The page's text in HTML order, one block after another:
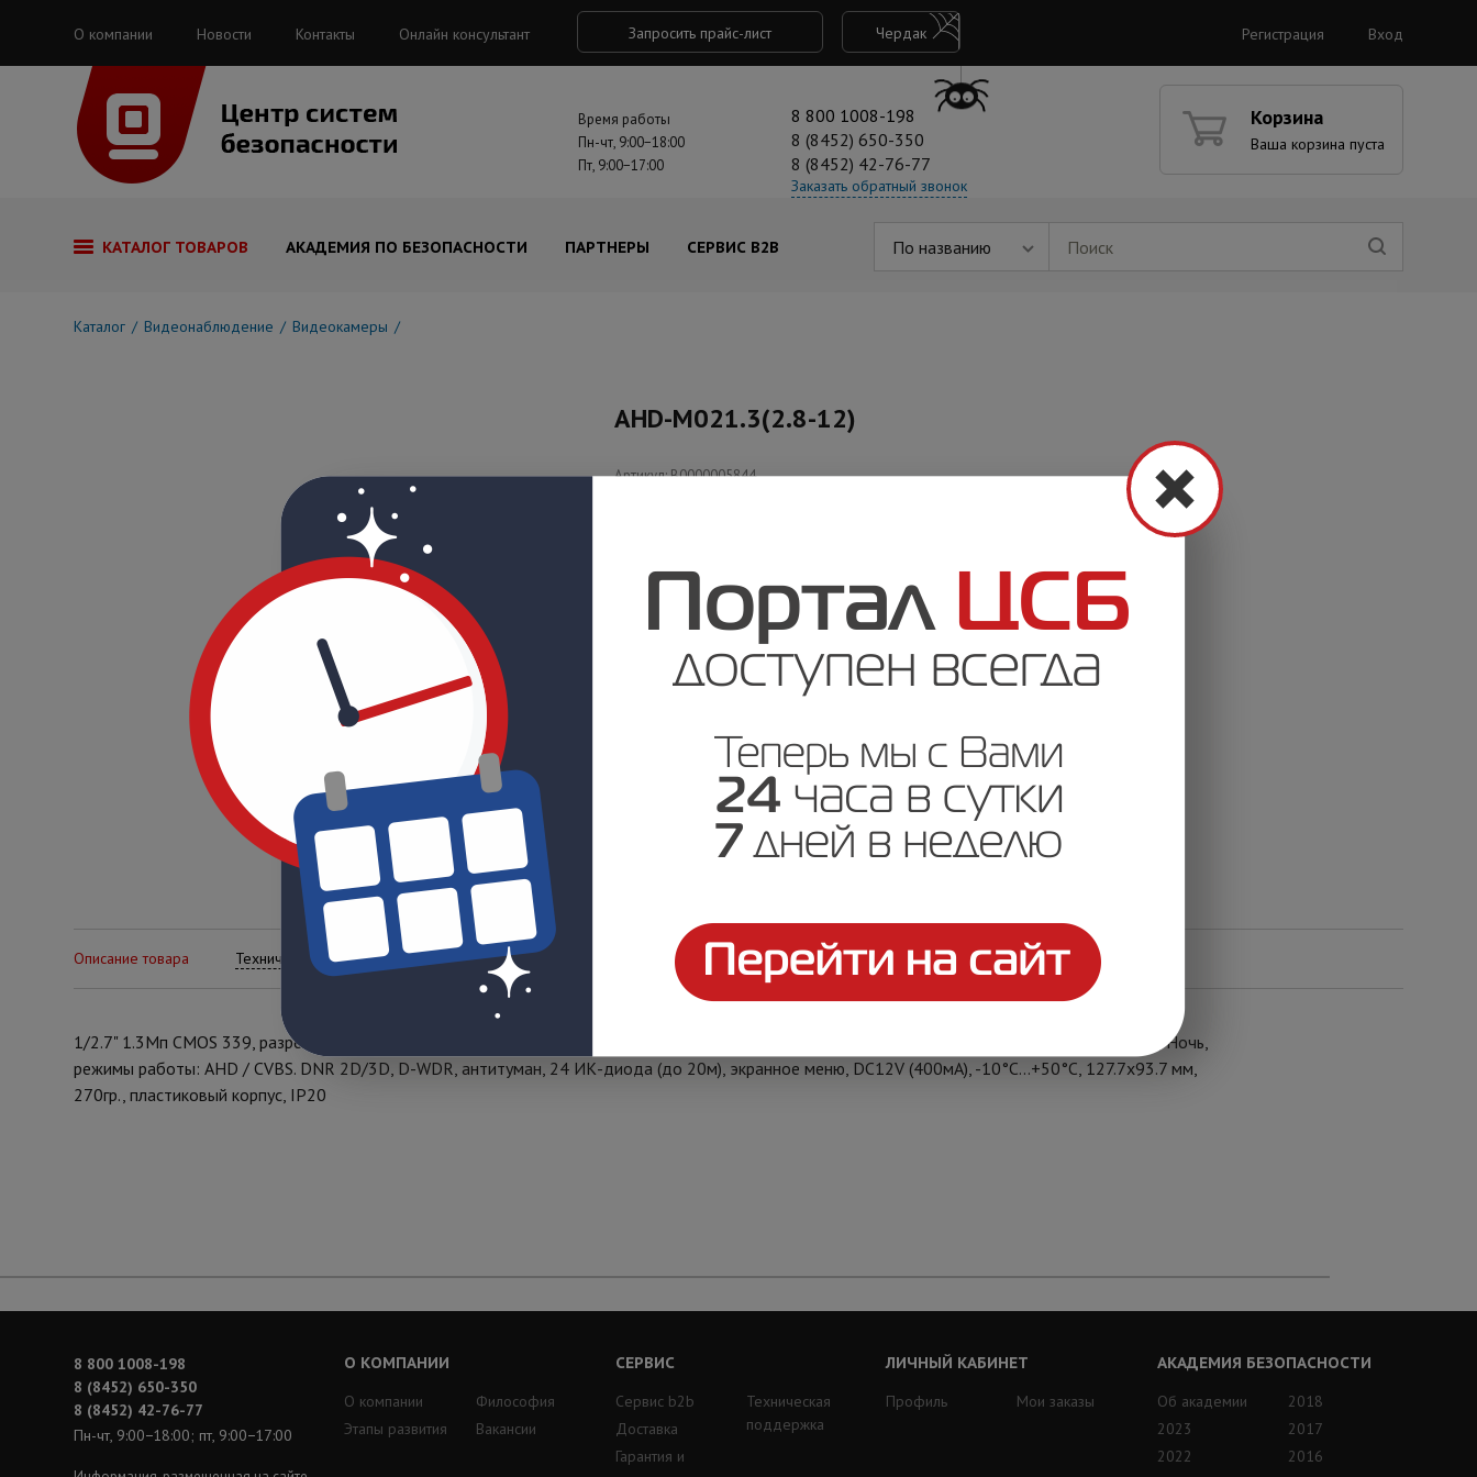
О компании Новости Контакты Онлайн консультант Запросить прайс-лист Чердак Регистрация Вход
Время работы
Пн-чт, 9:00−18:00
Пт, 9:00−17:00
8 800 1008-198
8 (8452) 650-350
8 (8452) 42-76-77
Заказать обратный звонок
Корзина
Ваша корзина пуста
КАТАЛОГ ТОВАРОВ АКАДЕМИЯ ПО БЕЗОПАСНОСТИ ПАРТНЕРЫ СЕРВИС B2B По названию
Каталог Видеонаблюдение Видеокамеры
AHD-M021.3(2.8-12)
Артикул: В0000005844
Описание товара Технические характеристики Сертификаты и паспорта
1/2.7" 1.3Мп CMOS 339, разрешение 1280х720 (720P), Вариофокальный объектив 2.8~12 мм, 0,01Лк (0Лк при вкл. ИК подсветке), режим День/Ночь,
режимы работы: AHD / CVBS. DNR 2D/3D, D-WDR, антитуман, 24 ИК-диода (до 20м), экранное меню, DC12V (400мА), -10°С...+50°С, 127.7х93.7 мм,
270гр., пластиковый корпус, IP20
8 800 1008-198
8 (8452) 650-350
8 (8452) 42-76-77
Пн-чт, 9:00−18:00; пт, 9:00−17:00
О КОМПАНИИ
О компании
Этапы развития
Философия
Вакансии
СЕРВИС
Сервис b2b
Доставка
Гарантия и
Техническая
поддержка
ЛИЧНЫЙ КАБИНЕТ
Профиль
Мои заказы
АКАДЕМИЯ БЕЗОПАСНОСТИ
Об академии
2023
2022
2018
2017
2016